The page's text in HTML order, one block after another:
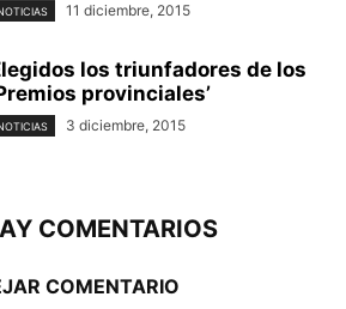
11 diciembre, 2015
los triunfadores de los
provinciales’
3 diciembre, 2015
COMENTARIOS
COMENTARIO